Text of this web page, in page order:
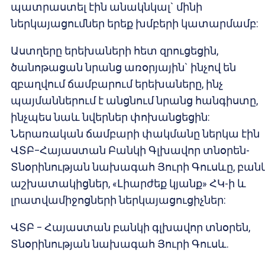
պատրաստել էին անակնկալ` մինի
ներկայացումներ երեք խմբերի կատարմամբ:
Աստղերը երեխաների հետ զրուցեցին,
ծանոթացան նրանց առօրյային` ինչով են
զբաղվում ճամբարում երեխաները, ինչ
պայմաններում է անցնում նրանց հանգիստը,
ինչպես նաև նվերներ փոխանցեցին:
Ներառական ճամբարի փակմանը ներկա էին
ՎՏԲ–Հայաստան Բանկի Գլխավոր տնօրեն-
Տնօրինության նախագահ Յուրի Գուսևը,
աշխատակիցներ, «Լիարժեք կյանք» ՀԿ-ի և
լրատվամիջոցների ներկայացուցիչներ:
ՎՏԲ – Հայաստան բանկի գլխավոր տնօրեն,
Տնօրինության նախագահ Յուրի Գուսև.